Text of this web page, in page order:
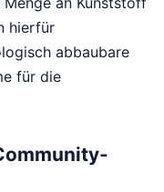
hierfür
abbaubare
für die